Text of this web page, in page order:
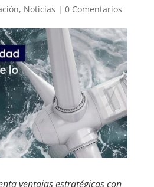
, Noticias | 0 Comentarios
ventajas estratégicas con